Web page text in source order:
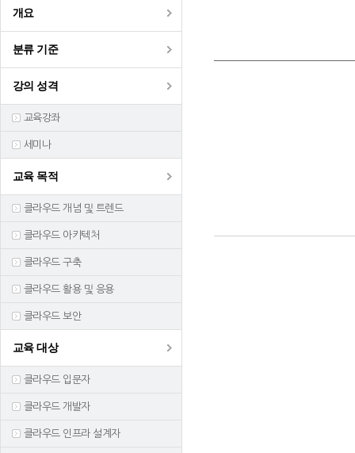
개요
분류 기준
강의 성격
교육강좌
세미나
교육 목적
클라우드 개념 및 트렌드
클라우드 아키텍처
클라우드 구축
클라우드 활용 및 응용
클라우드 보안
교육 대상
클라우드 입문자
클라우드 개발자
클라우드 인프라 설계자